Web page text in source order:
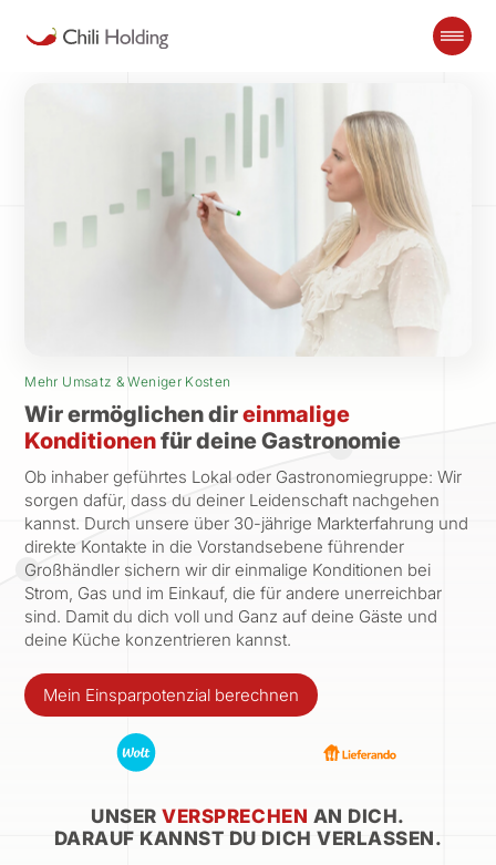
Mehr Umsatz & Weniger Kosten
Wir ermöglichen direinmalige
Konditionenfür deine Gastronomie
Ob inhaber geführtes Lokal oder Gastronomiegruppe: Wir
sorgen dafür, dass du deiner Leidenschaft nachgehen
kannst. Durch unsere über 30-jährige Markterfahrung und
direkte Kontakte in die Vorstandsebene führender
Großhändler sichern wir dir einmalige Konditionen bei
Strom, Gas und im Einkauf, die für andere unerreichbar
sind. Damit du dich voll und Ganz auf deine Gäste und
deine Küche konzentrieren kannst.
Mein Einsparpotenzial berechnen
UNSERVERSPRECHEN AN DICH.
DARAUF KANNST DU DICH VERLASSEN.